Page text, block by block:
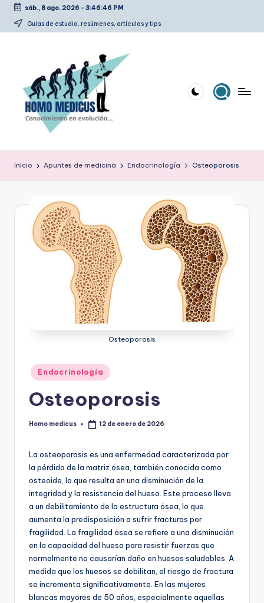
Saltar
sáb., 8 ago. 2026 - 3:46:47 PM
Guías de estudio, resúmenes, artículos y tips
o
m
o
estudio,
tips
Inicio Apuntes de medicina Endocrinología Osteoporosis
Osteoporosis
Publicado
en
Endocrinología
Osteoporosis
Publicado
Homo medicus 12 de enero de 2026
La osteoporosis es una enfermedad caracterizada por
la pérdida de la matriz ósea, también conocida como
osteoide, lo que resulta en una disminución de la
integridad y la resistencia del hueso. Este proceso lleva
a un debilitamiento de la estructura ósea, lo que
aumenta la predisposición a sufrir fracturas por
fragilidad. La fragilidad ósea se refiere a una disminución
en la capacidad del hueso para resistir fuerzas que
normalmente no causarían daño en huesos saludables. A
medida que los huesos se debilitan, el riesgo de fractura
se incrementa significativamente. En las mujeres
blancas mayores de 50 años, especialmente aquellas